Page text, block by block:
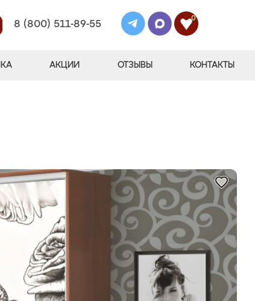
8 (800) 511-89-55
0
АКЦИИ ОТЗЫВЫ КОНТАКТЫ